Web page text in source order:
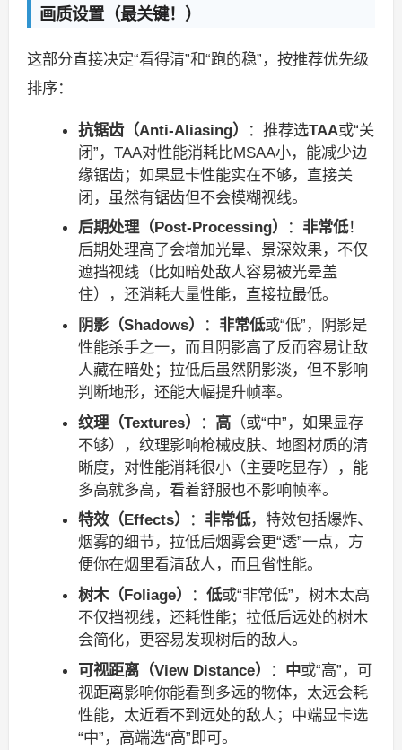
画质设置（最关键！）
这部分直接决定“看得清”和“跑的稳”，按推荐优先级
排序：
抗锯齿（Anti-Aliasing） ：推荐选TAA或“关
闭”，TAA对性能消耗比MSAA小，能减少边
缘锯齿；如果显卡性能实在不够，直接关
闭，虽然有锯齿但不会模糊视线。
后期处理（Post-Processing）
： 非常低！
后期处理高了会增加光晕、景深效果，不仅
遮挡视线（比如暗处敌人容易被光晕盖
住），还消耗大量性能，直接拉最低。
阴影（Shadows）
： 非常低或“低”，阴影是
性能杀手之一，而且阴影高了反而容易让敌
人藏在暗处；拉低后虽然阴影淡，但不影响
判断地形，还能大幅提升帧率。
纹理（Textures）
： 高 （或“中”，如果显存
不够），纹理影响枪械皮肤、地图材质的清
晰度，对性能消耗很小（主要吃显存），能
多高就多高，看着舒服也不影响帧率。
特效（Effects）
： 非常低，特效包括爆炸、
烟雾的细节，拉低后烟雾会更“透”一点，方
便你在烟里看清敌人，而且省性能。
树木（Foliage）
：低或“非常低”，树木太高
不仅挡视线，还耗性能；拉低后远处的树木
会简化，更容易发现树后的敌人。
可视距离（View Distance）
： 中或“高”，可
视距离影响你能看到多远的物体，太远会耗
性能，太近看不到远处的敌人；中端显卡选
“中”，高端选“高”即可。